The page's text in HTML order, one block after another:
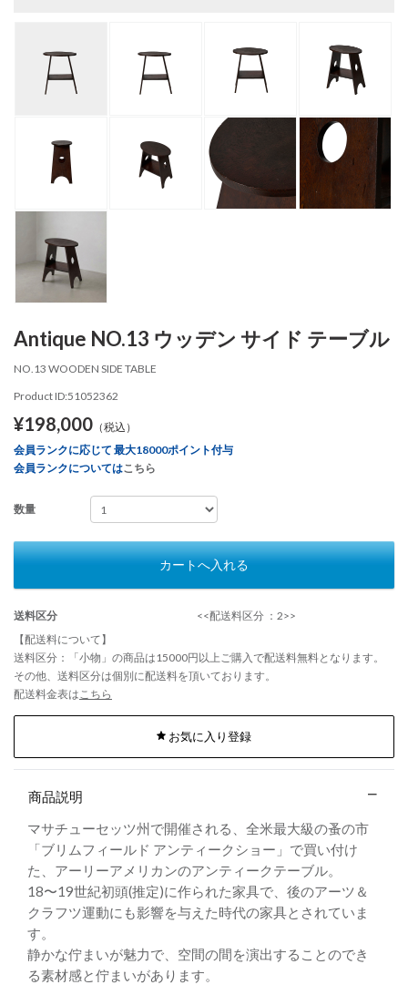
Antique NO.13 ウッデン サイド テーブル
NO.13 WOODEN SIDE TABLE
Product ID:51052362
¥198,000 （税込）
会員ランクに応じて 最大18000ポイント付与
会員ランクについてはこちら
数量
カートへ入れる
送料区分
<<配送料区分 ：2>>
【配送料について】
送料区分：「小物」の商品は15000円以上ご購入で配送料無料となります。
その他、送料区分は個別に配送料を頂いております。
配送料金表はこちら
お気に入り登録
商品説明
マサチューセッツ州で開催される、全米最大級の蚤の市
「ブリムフィールド アンティークショー」で買い付け
た、アーリーアメリカンのアンティークテーブル。
18〜19世紀初頭(推定)に作られた家具で、後のアーツ＆
クラフツ運動にも影響を与えた時代の家具とされていま
す。
静かな佇まいが魅力で、空間の間を演出することのでき
る素材感と佇まいがあります。